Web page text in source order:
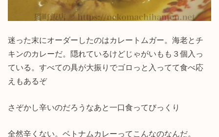
迷った末にオーダーしたのはカレートムガー。海老とチ
キンのカレーだ。隠れているけどじゃがいもも３個入っ
ている。すべての具が大振りでゴロっと入ってて食べ応
えもあるぞ
さぞかし辛いのだろうなあと一口食ってびっくり
全然辛くない。ベトナムカレーってこんなのなんだ。